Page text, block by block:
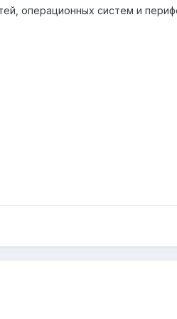
операционных систем и